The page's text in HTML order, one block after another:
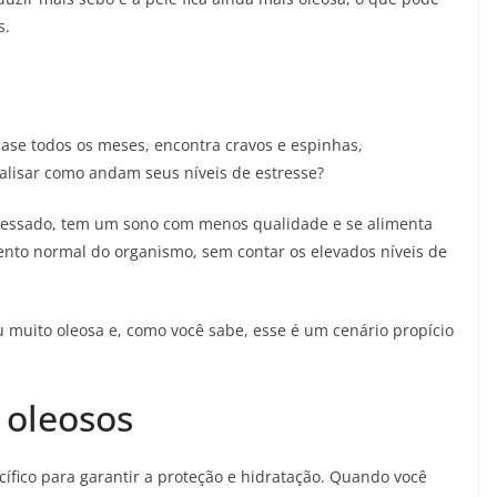
todos os meses, encontra cravos e espinhas,
como andam seus níveis de estresse?
tem um sono com menos qualidade e se alimenta
normal do organismo, sem contar os elevados níveis de
oleosa e, como você sabe, esse é um cenário propício
para garantir a proteção e hidratação. Quando você